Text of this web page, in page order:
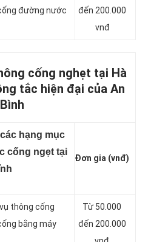
đường nước
đến 200.000
vnđ
cống nghẹt tại Hà
tắc hiện đại của An
Bình
hạng mục
cống ngẹt tại
Đơn gia (vnđ)
thông cống
bằng máy
Từ 50.000
đến 200.000